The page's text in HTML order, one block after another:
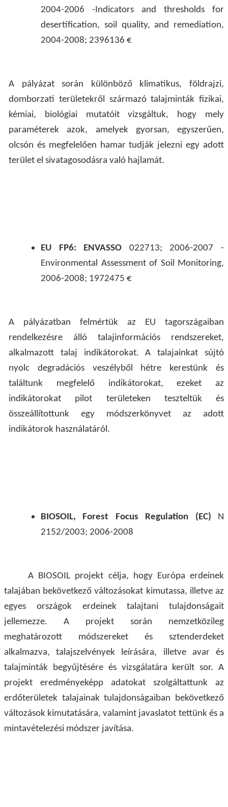
2004-2006 -Indicators and thresholds for
desertification, soil quality, and remediation,
2004-2008; 2396136 €
A pályázat során különböző klimatikus, földrajzi,
domborzati területekről származó talajminták fizikai,
kémiai, biológiai mutatóit vizsgáltuk, hogy mely
paraméterek azok, amelyek gyorsan, egyszerűen,
olcsón és megfelelően hamar tudják jelezni egy adott
terület el sivatagosodásra való hajlamát.
EU FP6: ENVASSO 022713; 2006-2007 -
Environmental Assessment of Soil Monitoring,
2006-2008; 1972475 €
A pályázatban felmértük az EU tagországaiban
rendelkezésre álló talajinformációs rendszereket,
alkalmazott talaj indikátorokat. A talajainkat sújtó
nyolc degradációs veszélyből hétre kerestünk és
találtunk megfelelő indikátorokat, ezeket az
indikátorokat pilot területeken teszteltük és
összeállítottunk egy módszerkönyvet az adott
indikátorok használatáról.
BIOSOIL, Forest Focus Regulation (EC) N
2152/2003; 2006-2008
A BIOSOIL projekt célja, hogy Európa erdeinek
talajában bekövetkező változásokat kimutassa, illetve az
egyes országok erdeinek talajtani tulajdonságait
jellemezze. A projekt során nemzetközileg
meghatározott módszereket és sztenderdeket
alkalmazva, talajszelvények leírására, illetve avar és
talajminták begyűjtésére és vizsgálatára került sor. A
projekt eredményeképp adatokat szolgáltattunk az
erdőterületek talajainak tulajdonságaiban bekövetkező
változások kimutatására, valamint javaslatot tettünk és a
mintavételezési módszer javítása.